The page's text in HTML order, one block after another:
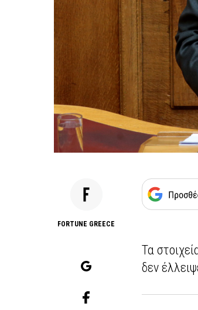
FORTUNE GREECE
Τα
δεν